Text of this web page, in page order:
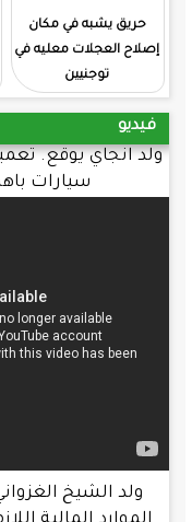
حريق يشبه في مكان
إصلاح العجلات معليه في
توجنيين
فيديو
ولد انجاي يوقع.
سيارات
ولد الشيخ